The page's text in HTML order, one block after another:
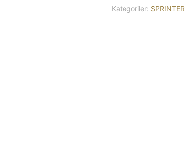
Kategoriler: SPRINTER